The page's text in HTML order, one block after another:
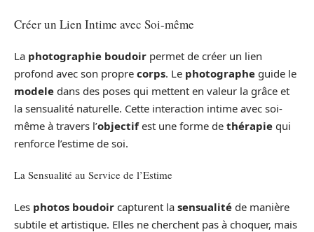
Créer un Lien Intime avec Soi-même
La photographie boudoir permet de créer un lien
profond avec son propre corps. Le photographe guide le
modele dans des poses qui mettent en valeur la grâce et
la sensualité naturelle. Cette interaction intime avec soi-
même à travers l’objectifest une forme de thérapie qui
renforce l’estime de soi.
La Sensualité au Service de l’Estime
Les photos boudoir capturent la sensualité de manière
subtile et artistique. Elles ne cherchent pas à choquer, mais